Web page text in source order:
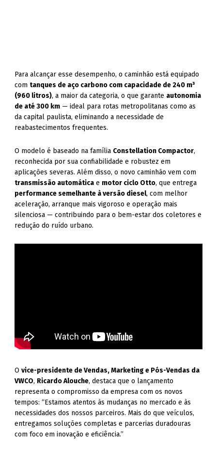
Para alcançar esse desempenho, o caminhão está equipado
com tanques de aço carbono com capacidade de 240 m³
(960 litros), a maior da categoria, o que garante autonomia
de até 300 km — ideal para rotas metropolitanas como as
da capital paulista, eliminando a necessidade de
reabastecimentos frequentes.
O modelo é baseado na família Constellation Compactor,
reconhecida por sua confiabilidade e robustez em
aplicações severas. Além disso, o novo caminhão vem com
transmissão automática e motor ciclo Otto, que entrega
performance semelhante à versão diesel, com melhor
aceleração, arranque mais vigoroso e operação mais
silenciosa — contribuindo para o bem-estar dos coletores e
redução do ruído urbano.
Ovice-presidente de Vendas, Marketing e Pós-Vendas da
VWCO, Ricardo Alouche, destaca que o lançamento
representa o compromisso da empresa com os novos
tempos: “Estamos atentos às mudanças no mercado e às
necessidades dos nossos parceiros. Mais do que veículos,
entregamos soluções completas e parcerias duradouras
com foco em inovação e eficiência.”